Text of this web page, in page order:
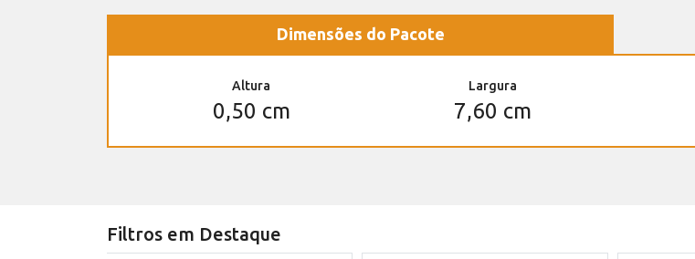
Dimensões do Pacote
Altura
0,50 cm
Largura
7,60 cm
Filtros em Destaque